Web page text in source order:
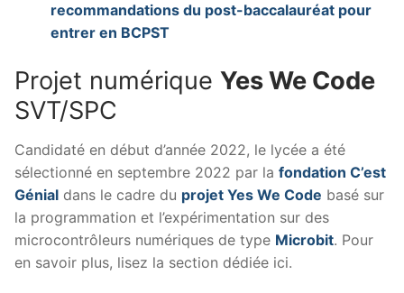
recommandations du post-baccalauréat pour
entrer en BCPST
Projet numérique Yes We Code
SVT/SPC
Candidaté en début d’année 2022, le lycée a été
sélectionné en septembre 2022 par la fondation C’est
Génial dans le cadre du projet Yes We Code basé sur
la programmation et l’expérimentation sur des
microcontrôleurs numériques de type Microbit. Pour
en savoir plus, lisez la section dédiée ici.